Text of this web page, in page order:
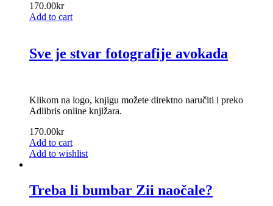
170.00kr
Add to cart
Sve je stvar fotografije avokada
Klikom na logo, knjigu možete direktno naručiti i preko
Adlibris online knjižara.
170.00kr
Add to cart
Add to wishlist
Treba li bumbar Zii naočale?